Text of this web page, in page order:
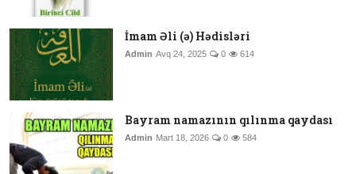
İmam Əli (ə) Hədisləri
Admin Avq 24, 2025 0 614
Bayram namazının qılınma qaydası
Admin Mart 18, 2026 0 584